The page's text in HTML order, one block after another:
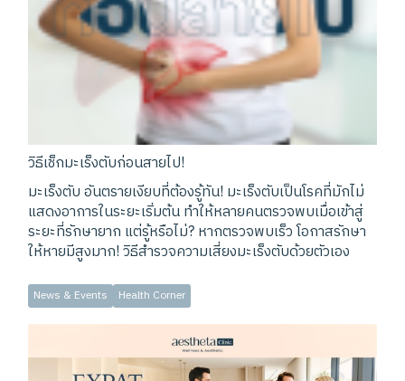
วิธีเช็กมะเร็งตับก่อนสายไป!
มะเร็งตับ อันตรายเงียบที่ต้องรู้ทัน! มะเร็งตับเป็นโรคที่มักไม่
แสดงอาการในระยะเริ่มต้น ทำให้หลายคนตรวจพบเมื่อเข้าสู่
ระยะที่รักษายาก แต่รู้หรือไม่? หากตรวจพบเร็ว โอกาสรักษา
ให้หายมีสูงมาก! วิธีสำรวจความเสี่ยงมะเร็งตับด้วยตัวเอง
News & Events Health Corner